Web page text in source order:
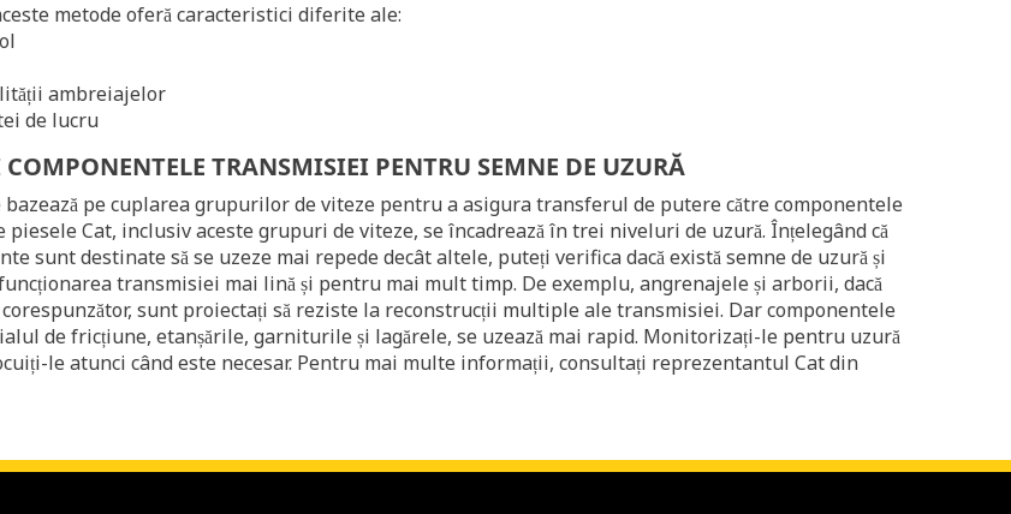
metode oferă caracteristici diferite ale:
ambreiajelor
de lucru
TRANSMISIEI PENTRU SEMNE DE UZURĂ
pe cuplarea grupurilor de viteze pentru a asigura transferul de putere către componentele
Cat, inclusiv aceste grupuri de viteze, se încadrează în trei niveluri de uzură. Înțelegând că
sunt destinate să se uzeze mai repede decât altele, puteți verifica dacă există semne de uzură și
transmisiei mai lină și pentru mai mult timp. De exemplu, angrenajele și arborii, dacă
sunt proiectați să reziste la reconstrucții multiple ale transmisiei. Dar componentele
de fricțiune, etanșările, garniturile și lagărele, se uzează mai rapid. Monitorizați-le pentru uzură
le atunci când este necesar. Pentru mai multe informații, consultați reprezentantul Cat din